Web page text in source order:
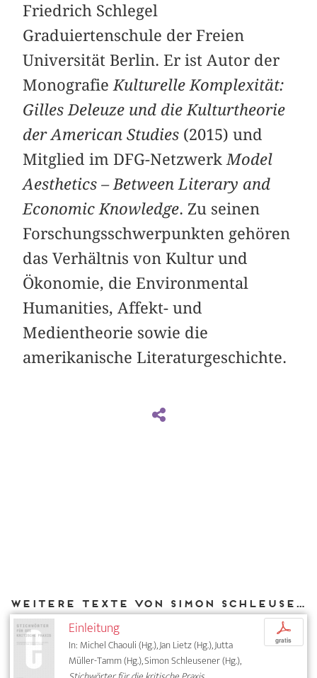
Friedrich Schlegel
Graduiertenschule der Freien
Universität Berlin. Er ist Autor der
Monografie Kulturelle Komplexität:
Gilles Deleuze und die Kulturtheorie
der American Studies (2015) und
Mitglied im DFG-Netzwerk Model
Aesthetics – Between Literary and
Economic Knowledge. Zu seinen
Forschungsschwerpunkten gehören
das Verhältnis von Kultur und
Ökonomie, die Environmental
Humanities, Affekt- und
Medientheorie sowie die
amerikanische Literaturgeschichte.
Weitere Texte von Simon Schleusener bei DIAPHANES
Einleitung
In: Michel Chaouli (Hg.), Jan Lietz (Hg.), Jutta
Müller-Tamm (Hg.), Simon Schleusener (Hg.),
p
gratis